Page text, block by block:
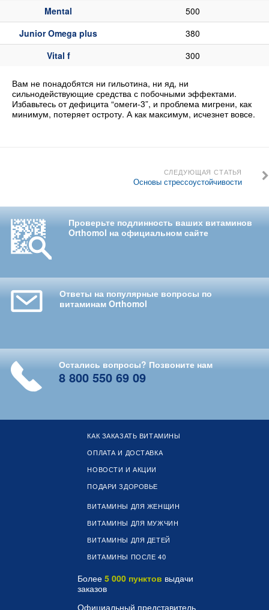
Mental
500
Junior Omega plus
380
Vital f
300
Вам не понадобятся ни гильотина, ни яд, ни
сильнодействующие средства с побочными эффектами.
Избавьтесь от дефицита “омеги-3”, и проблема мигрени, как
минимум, потеряет остроту. А как максимум, исчезнет вовсе.
СЛЕДУЮЩАЯ СТАТЬЯ
Основы стрессоустойчивости
Проверьте подлинность ваших витаминов
Orthomol на официальном сайте
Ответы на популярные вопросы по
витаминам Orthomol
Остались вопросы? Позвоните нам
8 800 550 69 09
КАК ЗАКАЗАТЬ ВИТАМИНЫ
ОПЛАТА И ДОСТАВКА
НОВОСТИ И АКЦИИ
ПОДАРИ ЗДОРОВЬЕ
ВИТАМИНЫ ДЛЯ ЖЕНЩИН
ВИТАМИНЫ ДЛЯ МУЖЧИН
ВИТАМИНЫ ДЛЯ ДЕТЕЙ
ВИТАМИНЫ ПОСЛЕ 40
Более 5 000 пунктов выдачи
заказов
Официальный представитель